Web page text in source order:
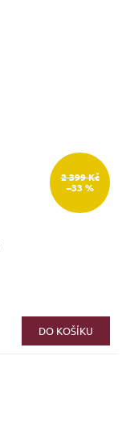
2 399 Kč
–33 %
DO KOŠÍKU